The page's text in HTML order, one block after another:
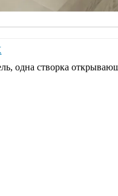
одна створка